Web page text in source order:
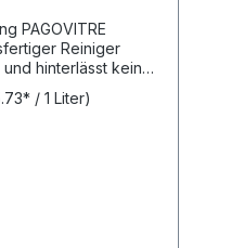
Reiniger
hinterlässt keine
Oberfläche
/ 1 Liter)